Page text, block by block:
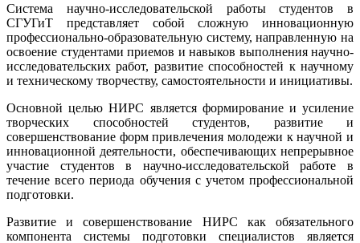
Система научно-исследовательской работы студентов в
СГУГиТ представляет собой сложную инновационную
профессионально-образовательную систему, направленную на
освоение студентами приемов и навыков выполнения научно-
исследовательских работ, развитие способностей к научному
и техническому творчеству, самостоятельности и инициативы.
Основной целью НИРС является формирование и усиление
творческих способностей студентов, развитие и
совершенствование форм привлечения молодежи к научной и
инновационной деятельности, обеспечивающих непрерывное
участие студентов в научно-исследовательской работе в
течение всего периода обучения с учетом профессиональной
подготовки.
Развитие и совершенствование НИРС как обязательного
компонента системы подготовки специалистов является